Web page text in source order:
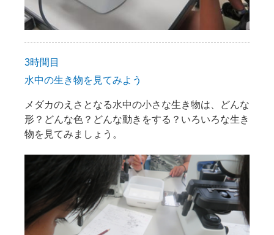
3時間目
水中の生き物を見てみよう
メダカのえさとなる水中の小さな生き物は、どんな
形？どんな色？どんな動きをする？いろいろな生き
物を見てみましょう。